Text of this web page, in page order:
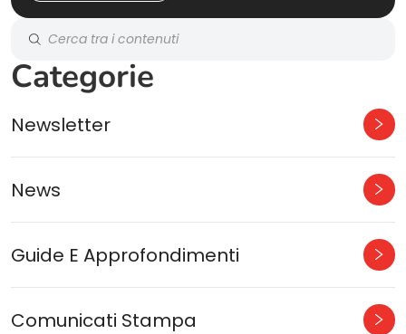
Categorie
Newsletter
News
Guide E Approfondimenti
Comunicati Stampa